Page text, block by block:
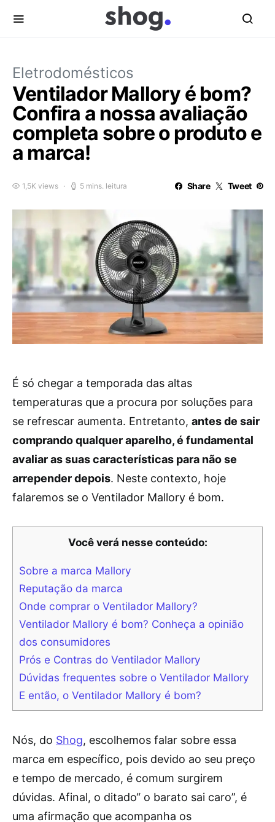
Eletrodomésticos
Ventilador Mallory é bom?
Confira a nossa avaliação
completa sobre o produto e
a marca!
1,5K views 5 mins. leitura Share Tweet
É só chegar a temporada das altas
temperaturas que a procura por soluções para
se refrescar aumenta. Entretanto, antes de sair
comprando qualquer aparelho, é fundamental
avaliar as suas características para não se
arrepender depois. Neste contexto, hoje
falaremos se o Ventilador Mallory é bom.
Você verá nesse conteúdo:
Sobre a marca Mallory
Reputação da marca
Onde comprar o Ventilador Mallory?
Ventilador Mallory é bom? Conheça a opinião
dos consumidores
Prós e Contras do Ventilador Mallory
Dúvidas frequentes sobre o Ventilador Mallory
E então, o Ventilador Mallory é bom?
Nós, do Shog, escolhemos falar sobre essa
marca em específico, pois devido ao seu preço
e tempo de mercado, é comum surgirem
dúvidas. Afinal, o ditado“ o barato sai caro”, é
uma afirmação que acompanha os